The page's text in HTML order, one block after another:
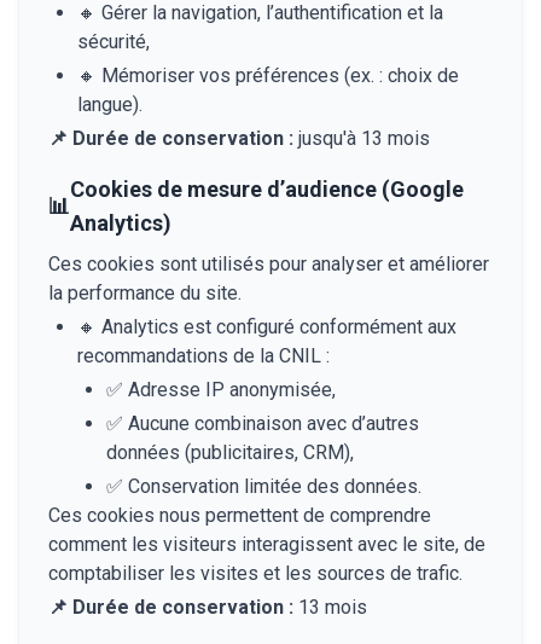
🔸 Gérer la navigation, l’authentification et la
sécurité,
🔸 Mémoriser vos préférences (ex. : choix de
langue).
📌 Durée de conservation : jusqu'à 13 mois
📊
Cookies de mesure d’audience (Google
Analytics)
Ces cookies sont utilisés pour analyser et améliorer
la performance du site.
🔸 Analytics est configuré conformément aux
recommandations de la CNIL :
✅ Adresse IP anonymisée,
✅ Aucune combinaison avec d’autres
données (publicitaires, CRM),
✅ Conservation limitée des données.
Ces cookies nous permettent de comprendre
comment les visiteurs interagissent avec le site, de
comptabiliser les visites et les sources de trafic.
📌 Durée de conservation : 13 mois